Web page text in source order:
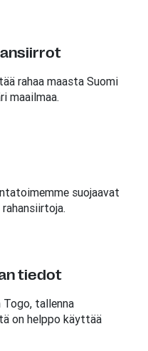
rahaa maasta Suomi
maailmaa.
suojaavat
tiedot
Togo, tallenna
on helppo käyttää